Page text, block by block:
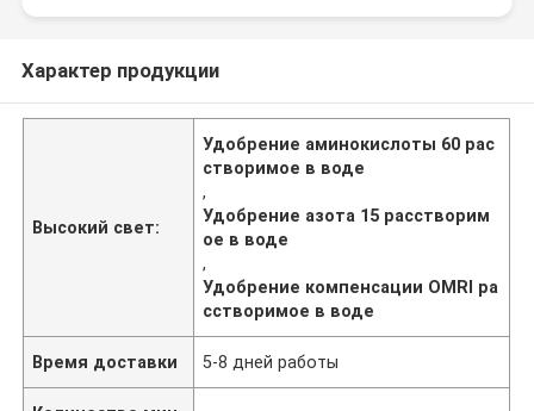
Характер продукции
Высокий свет:
Удобрение аминокислоты 60 рас
створимое в воде
,
Удобрение азота 15 расстворим
ое в воде
,
Удобрение компенсации OMRI ра
сстворимое в воде
Время доставки 5-8 дней работы